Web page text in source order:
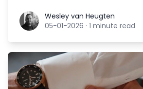
Wesley van Heugten
Wesley van Heugten
05-01-2026 · 1 minute read